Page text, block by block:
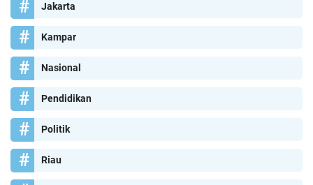
Jakarta
Kampar
Nasional
Pendidikan
Politik
Riau